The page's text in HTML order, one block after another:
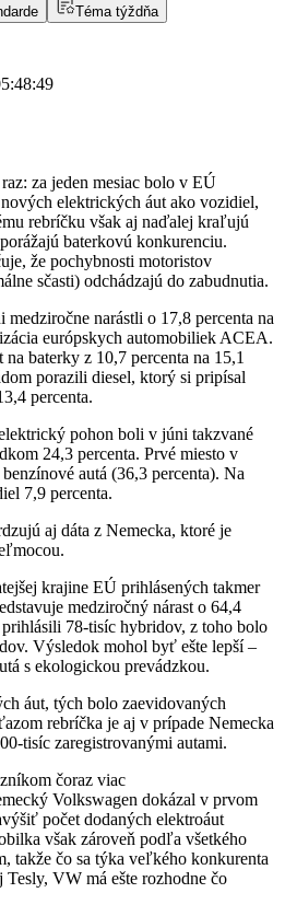
Téma týždňa
za jeden mesiac bolo v EÚ
elektrických áut ako vozidiel,
rebríčku však aj naďalej kraľujú
baterkovú konkurenciu.
že pochybnosti motoristov
sčasti) odchádzajú do zabudnutia.
narástli o 17,8 percenta na
európskych automobiliek ACEA.
baterky z 10,7 percenta na 15,1
porazili diesel, ktorý si pripísal
percenta.
pohon boli v júni takzvané
24,3 percenta. Prvé miesto v
autá (36,3 percenta). Na
7,9 percenta.
aj dáta z Nemecka, ktoré je
krajine EÚ prihlásených takmer
medziročný nárast o 64,4
78-tisíc hybridov, z toho bolo
Výsledok mohol byť ešte lepší –
s ekologickou prevádzkou.
áut, tých bolo zaevidovaných
rebríčka je aj v prípade Nemecka
tisíc zaregistrovanými autami.
čoraz viac
Volkswagen dokázal v prvom
počet dodaných elektroáut
však zároveň podľa všetkého
takže čo sa týka veľkého konkurenta
VW má ešte rozhodne čo